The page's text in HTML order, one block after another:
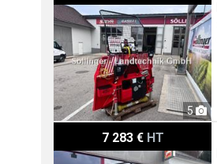
5
7 283 € HT
Königswieser KGD 65 SA